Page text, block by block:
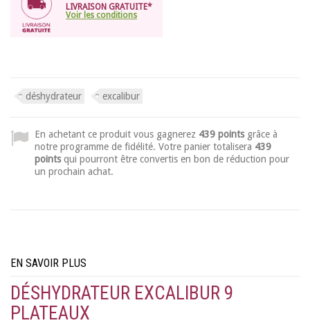
LIVRAISON GRATUITE*
Voir les conditions
déshydrateur excalibur
En achetant ce produit vous gagnerez 439 pointsgrâce à
notre programme de fidélité. Votre panier totalisera 439
pointsqui pourront être convertis en bon de réduction pour
un prochain achat.
EN SAVOIR PLUS
DÉSHYDRATEUR EXCALIBUR 9
PLATEAUX